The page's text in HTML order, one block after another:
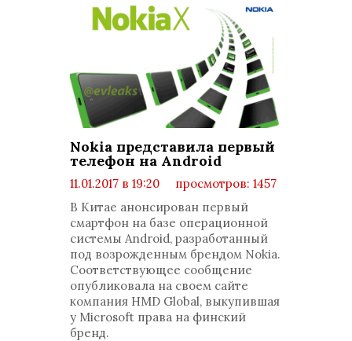
Nokia представила первый
телефон на Android
11.01.2017 в 19:20
просмотров: 1457
комментариев: 0
В Китае анонсирован первый
смартфон на базе операционной
системы Android, разработанный
под возрожденным брендом Nokia.
Соответствующее сообщение
опубликовала на своем сайте
компания HMD Global, выкупившая
у Microsoft права на финский
бренд.